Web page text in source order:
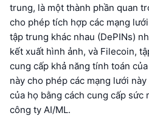
trung, là một thành phần quan
cho phép tích hợp các mạng
tập trung khác nhau (DePINs)
kết xuất hình ảnh, và Filecoin,
cung cấp khả năng tính toán
này cho phép các mạng lưới
của họ bằng cách cung cấp sức
công ty AI/ML.